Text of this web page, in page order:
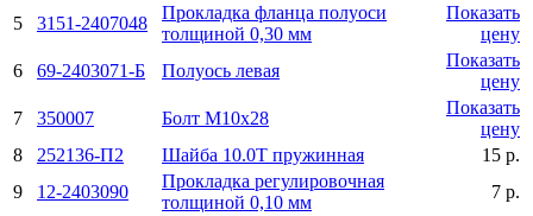
5
3151-2407048
Прокладка фланца полуоси
толщиной 0,30 мм
Показать
цену
6
69-2403071-Б Полуось левая
Показать
цену
7
350007 Болт М10х28
Показать
цену
8
252136-П2 Шайба 10.0Т пружинная
15 р.
9
12-2403090
Прокладка регулировочная
толщиной 0,10 мм
7 р.